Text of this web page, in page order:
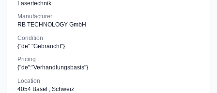
Lasertechnik
Manufacturer
RB TECHNOLOGY GmbH
Condition
{"de":"Gebraucht"}
Pricing
{"de":"Verhandlungsbasis"}
Location
4054 Basel , Schweiz